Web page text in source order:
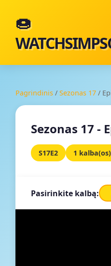
🍩
Pagrindinis / Sezonas 17 /
Sezonas 17 -
S17E2 1 kalba(os)
Pasirinkite kalbą: